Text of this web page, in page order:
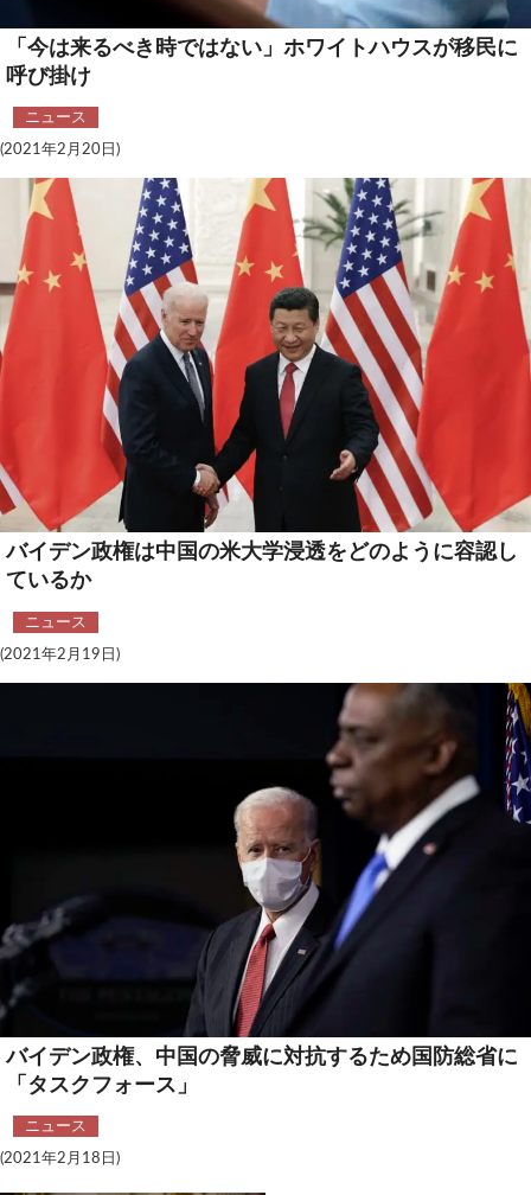
カルチャー
ポリシー
税制・予算
エネルギー・環境
サイバーセキュリティ―
航空宇宙・防衛
国境・移民政策
テクノロジー
コメンタリー
「今は来るべき時ではない」ホワイトハウスが移民に
呼び掛け
ニュース
(2021年2月20日)
バイデン政権は中国の米大学浸透をどのように容認し
ているか
ニュース
(2021年2月19日)
バイデン政権、中国の脅威に対抗するため国防総省に
「タスクフォース」
ニュース
(2021年2月18日)